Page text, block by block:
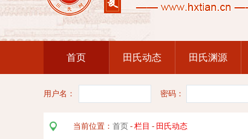
首页 田氏动态 田氏渊源
用户名： 密码：
当前位置： 首页 - 栏目 - 田氏动态